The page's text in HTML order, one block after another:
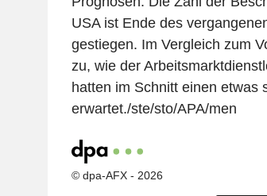
USA ist Ende des
gestiegen. Im Vergleich zum
zu, wie der
hatten im Schnitt einen etwas
erwartet./ste/sto/APA/men
© dpa-AFX - 2026